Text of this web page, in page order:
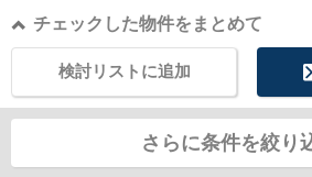
チェックした物件をまとめて
検討リストに追加
さらに条件を絞り